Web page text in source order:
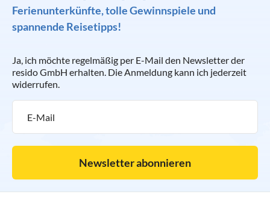
Ferienunterkünfte, tolle Gewinnspiele und
spannende Reisetipps!
Ja, ich möchte regelmäßig per E-Mail den Newsletter der
resido GmbH erhalten. Die Anmeldung kann ich jederzeit
widerrufen.
Newsletter abonnieren